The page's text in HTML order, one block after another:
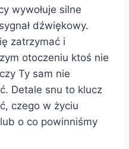
wywołuje silne
dźwiękowy.
zatrzymać i
otoczeniu ktoś nie
Ty sam nie
Detale snu to klucz
czego w życiu
o co powinniśmy